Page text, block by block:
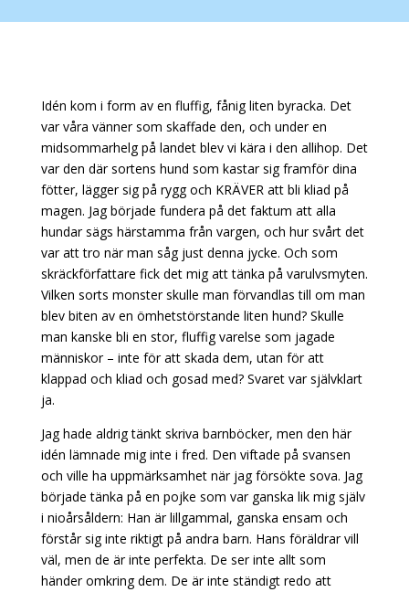
Idén kom i form av en fluffig, fånig liten byracka. Det
var våra vänner som skaffade den, och under en
midsommarhelg på landet blev vi kära i den allihop. Det
var den där sortens hund som kastar sig framför dina
fötter, lägger sig på rygg och KRÄVER att bli kliad på
magen. Jag började fundera på det faktum att alla
hundar sägs härstamma från vargen, och hur svårt det
var att tro när man såg just denna jycke. Och som
skräckförfattare fick det mig att tänka på varulvsmyten.
Vilken sorts monster skulle man förvandlas till om man
blev biten av en ömhetstörstande liten hund? Skulle
man kanske bli en stor, fluffig varelse som jagade
människor – inte för att skada dem, utan för att
klappad och kliad och gosad med? Svaret var självklart
ja.
Jag hade aldrig tänkt skriva barnböcker, men den här
idén lämnade mig inte i fred. Den viftade på svansen
och ville ha uppmärksamhet när jag försökte sova. Jag
började tänka på en pojke som var ganska lik mig själv
i nioårsåldern: Han är lillgammal, ganska ensam och
förstår sig inte riktigt på andra barn. Hans föräldrar vill
väl, men de är inte perfekta. De ser inte allt som
händer omkring dem. De är inte ständigt redo att